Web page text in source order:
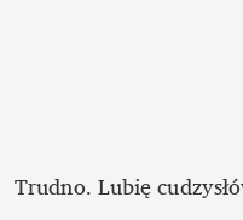
Trudno. Lubię